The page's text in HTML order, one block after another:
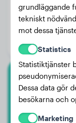
Vikt:
Ålder:
Kön:
grundläggande
tekniskt
mot dessa
Statistics
Statistiktjänster
Dessa data gör
besökarna och
Marketing